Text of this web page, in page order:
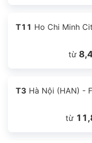
T11 Ho Chi Minh
từ
T3 Hà Nội (HAN) -
từ